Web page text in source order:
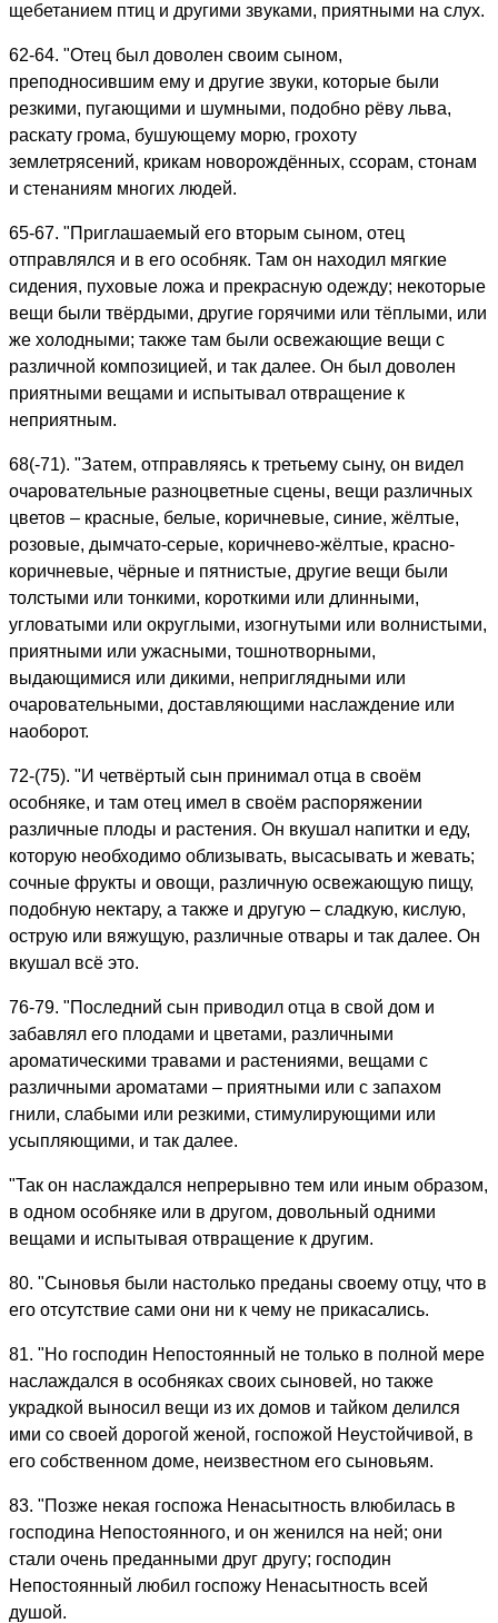
щебетанием птиц и другими звуками, приятными на слух.
62-64. "Отец был доволен своим сыном,
преподносившим ему и другие звуки, которые были
резкими, пугающими и шумными, подобно рёву льва,
раскату грома, бушующему морю, грохоту
землетрясений, крикам новорождённых, ссорам, стонам
и стенаниям многих людей.
65-67. "Приглашаемый его вторым сыном, отец
отправлялся и в его особняк. Там он находил мягкие
сидения, пуховые ложа и прекрасную одежду; некоторые
вещи были твёрдыми, другие горячими или тёплыми, или
же холодными; также там были освежающие вещи с
различной композицией, и так далее. Он был доволен
приятными вещами и испытывал отвращение к
неприятным.
68(-71). "Затем, отправляясь к третьему сыну, он видел
очаровательные разноцветные сцены, вещи различных
цветов – красные, белые, коричневые, синие, жёлтые,
розовые, дымчато-серые, коричнево-жёлтые, красно-
коричневые, чёрные и пятнистые, другие вещи были
толстыми или тонкими, короткими или длинными,
угловатыми или округлыми, изогнутыми или волнистыми,
приятными или ужасными, тошнотворными,
выдающимися или дикими, неприглядными или
очаровательными, доставляющими наслаждение или
наоборот.
72-(75). "И четвёртый сын принимал отца в своём
особняке, и там отец имел в своём распоряжении
различные плоды и растения. Он вкушал напитки и еду,
которую необходимо облизывать, высасывать и жевать;
сочные фрукты и овощи, различную освежающую пищу,
подобную нектару, а также и другую – сладкую, кислую,
острую или вяжущую, различные отвары и так далее. Он
вкушал всё это.
76-79. "Последний сын приводил отца в свой дом и
забавлял его плодами и цветами, различными
ароматическими травами и растениями, вещами с
различными ароматами – приятными или с запахом
гнили, слабыми или резкими, стимулирующими или
усыпляющими, и так далее.
"Так он наслаждался непрерывно тем или иным образом,
в одном особняке или в другом, довольный одними
вещами и испытывая отвращение к другим.
80. "Сыновья были настолько преданы своему отцу, что в
его отсутствие сами они ни к чему не прикасались.
81. "Но господин Непостоянный не только в полной мере
наслаждался в особняках своих сыновей, но также
украдкой выносил вещи из их домов и тайком делился
ими со своей дорогой женой, госпожой Неустойчивой, в
его собственном доме, неизвестном его сыновьям.
83. "Позже некая госпожа Ненасытность влюбилась в
господина Непостоянного, и он женился на ней; они
стали очень преданными друг другу; господин
Непостоянный любил госпожу Ненасытность всей
душой.